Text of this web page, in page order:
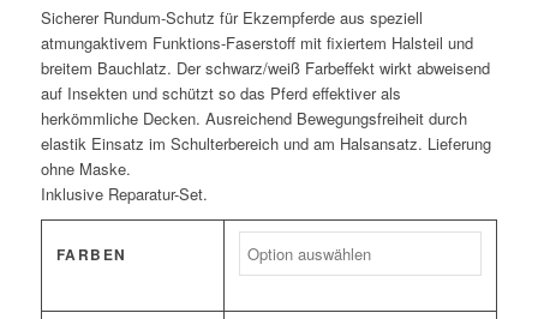
Sicherer Rundum-Schutz für Ekzempferde aus speziell
atmungaktivem Funktions-Faserstoff mit fixiertem Halsteil und
breitem Bauchlatz. Der schwarz/weiß Farbeffekt wirkt abweisend
auf Insekten und schützt so das Pferd effektiver als
herkömmliche Decken. Ausreichend Bewegungsfreiheit durch
elastik Einsatz im Schulterbereich und am Halsansatz. Lieferung
ohne Maske.
Inklusive Reparatur-Set.
FARBEN